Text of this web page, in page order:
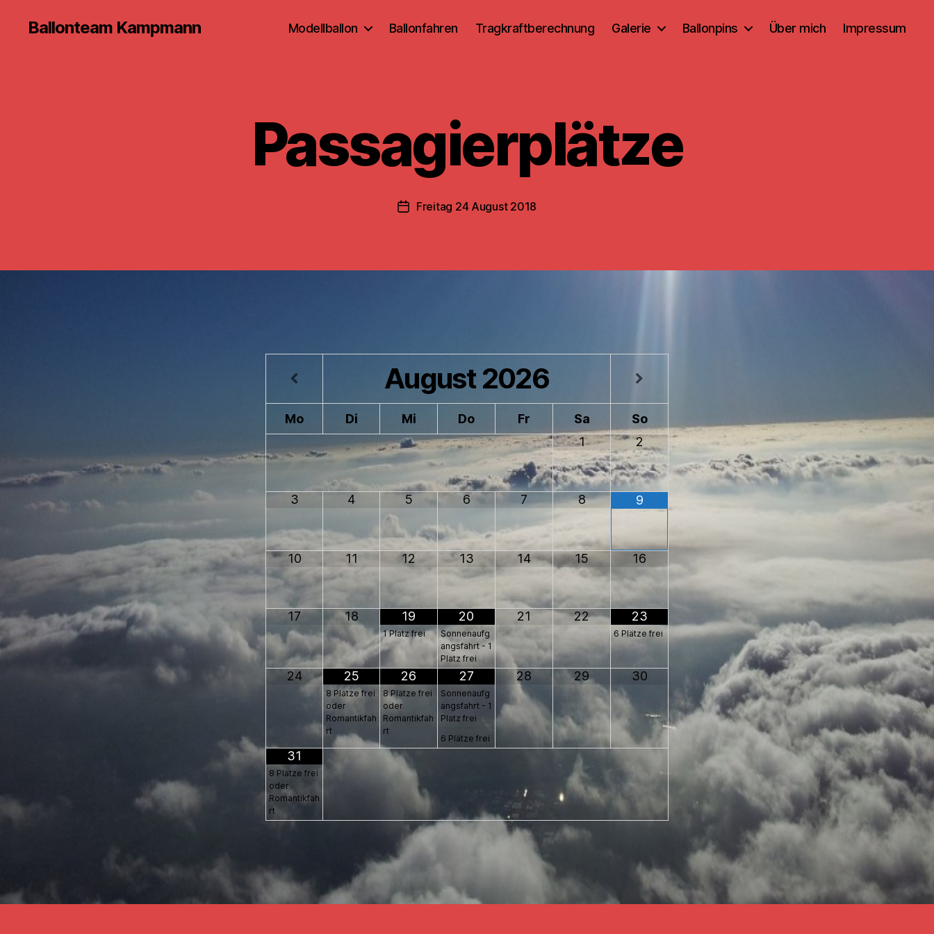
Ballonteam Kampmann Modellballon Ballonfahren Tragkraftberechnung Galerie Ballonpins Über mich Impressum
Passagierplätze
Beitragsdatum
Freitag 24 August 2018
August 2026
Mo Di Mi Do Fr Sa
So
1
2
3 4 5 6 7 8 9
10 11 12 13 14 15 16
17 18 19
1 Platz frei
20
Sonnenaufg
angsfahrt - 1
Platz frei
21 22 23
6 Plätze frei
24 25
8 Plätze frei
oder
Romantikfah
rt
26
8 Plätze frei
oder
Romantikfah
rt
27
Sonnenaufg
angsfahrt - 1
Platz frei
6 Plätze frei
28 29 30
31
8 Plätze frei
oder
Romantikfah
rt